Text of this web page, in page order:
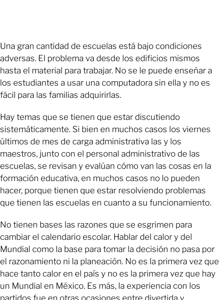
Una gran cantidad de escuelas está bajo condiciones
adversas. El problema va desde los edificios mismos
hasta el material para trabajar. No se le puede enseñar a
los estudiantes a usar una computadora sin ella y no es
fácil para las familias adquirirlas.
Hay temas que se tienen que estar discutiendo
sistemáticamente. Si bien en muchos casos los viernes
últimos de mes de carga administrativa las y los
maestros, junto con el personal administrativo de las
escuelas, se revisan y evalúan cómo van las cosas en la
formación educativa, en muchos casos no lo pueden
hacer, porque tienen que estar resolviendo problemas
que tienen las escuelas en cuanto a su funcionamiento.
No tienen bases las razones que se esgrimen para
cambiar el calendario escolar. Hablar del calor y del
Mundial como la base para tomar la decisión no pasa por
el razonamiento ni la planeación. No es la primera vez que
hace tanto calor en el país y no es la primera vez que hay
un Mundial en México. Es más, la experiencia con los
partidos fue en otras ocasiones entre divertida y